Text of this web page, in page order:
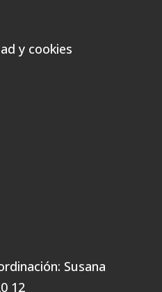
y cookies
Susana
12